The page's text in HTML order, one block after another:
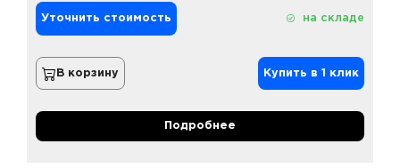
Уточнить стоимость на складе
В корзину Купить в 1 клик
Подробнее